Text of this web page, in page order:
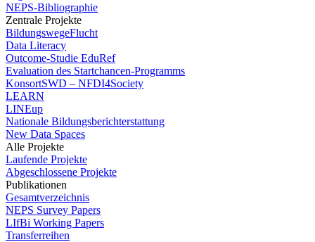
NEPS-Bibliographie
Zentrale Projekte
BildungswegeFlucht
Data Literacy
Outcome-Studie EduRef
Evaluation des Startchancen-Programms
KonsortSWD – NFDI4Society
LEARN
LINEup
Nationale Bildungsberichterstattung
New Data Spaces
Alle Projekte
Laufende Projekte
Abgeschlossene Projekte
Publikationen
Gesamtverzeichnis
NEPS Survey Papers
LIfBi Working Papers
Transferreihen